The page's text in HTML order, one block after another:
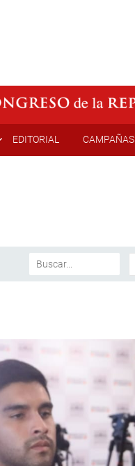
EDITORIAL CAMPAÑAS